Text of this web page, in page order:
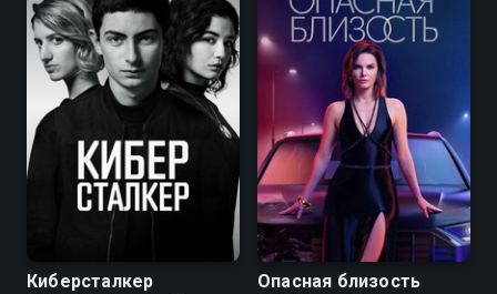
6.7
Киберсталкер
7.6 7.2
Опасная близость